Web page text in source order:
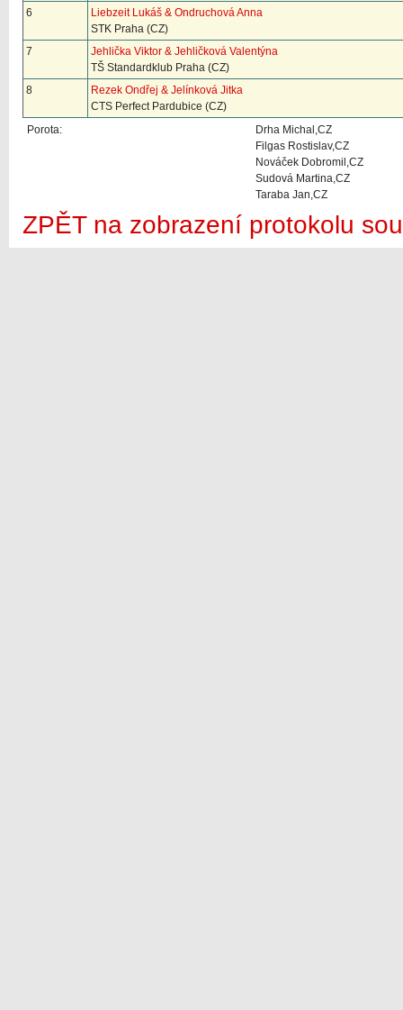
6
Liebzeit Lukáš & Ondruchová Anna
STK Praha (CZ)
7
Jehlička Viktor & Jehličková Valentýna
TŠ Standardklub Praha (CZ)
8
Rezek Ondřej & Jelínková Jitka
CTS Perfect Pardubice (CZ)
Porota:
Drha Michal,CZ
Filgas Rostislav,CZ
Nováček Dobromil,CZ
Sudová Martina,CZ
Taraba Jan,CZ
ZPĚT na zobrazení protokolu